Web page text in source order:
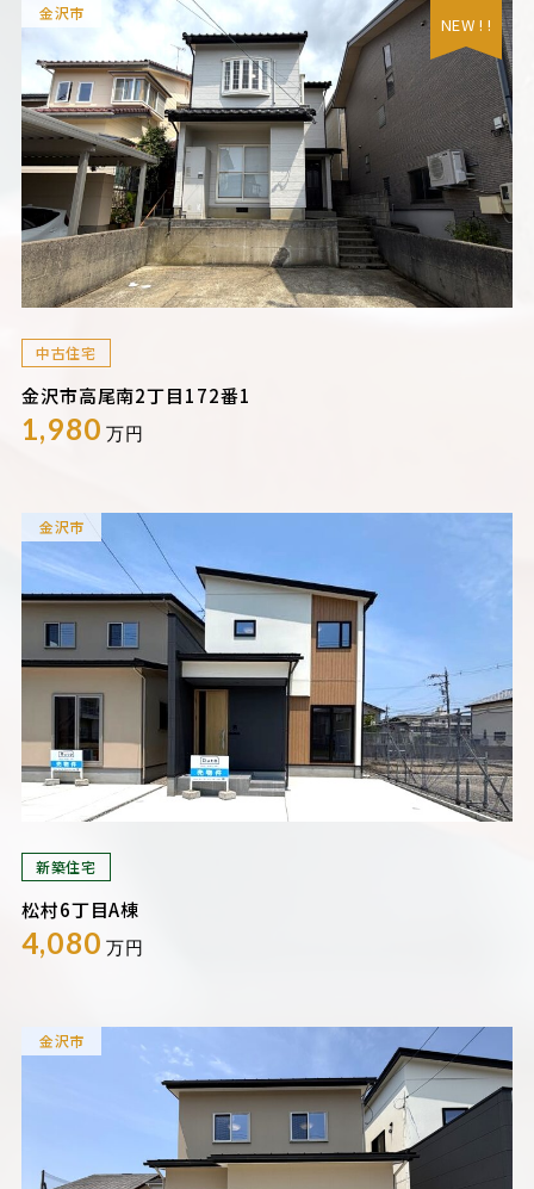
金沢市
NEW ! !
中古住宅
金沢市高尾南2丁目172番1
1,980 万円
金沢市
新築住宅
松村6丁目A棟
4,080 万円
金沢市